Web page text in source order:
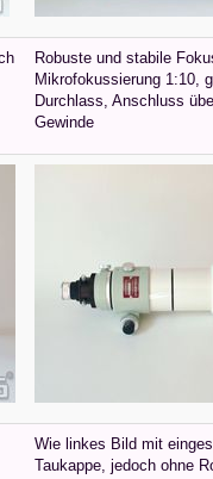
Robuste und stabile
Mikrofokussierung 1:10,
Durchlass, Anschluss
Gewinde
Wie linkes Bild mit
Taukappe, jedoch ohne